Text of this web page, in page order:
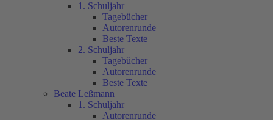
1. Schuljahr
Tagebücher
Autorenrunde
Beste Texte
2. Schuljahr
Tagebücher
Autorenrunde
Beste Texte
Beate Leßmann
1. Schuljahr
Autorenrunde